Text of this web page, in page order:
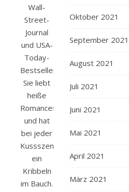
Wall-
Street-
Journal
und USA-
Today-
Bestsellerautorin.
Sie liebt
heiße
Romances
und hat
bei jeder
Kussszene
ein
Kribbeln
im Bauch.
Oktober 2021
September 2021
August 2021
Juli 2021
Juni 2021
Mai 2021
April 2021
März 2021